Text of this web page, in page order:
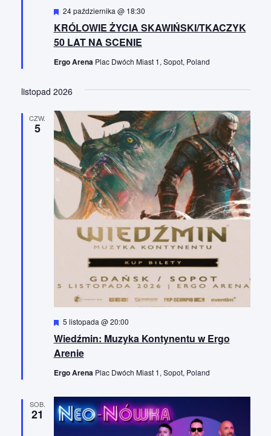
KRÓLOWIE ŻYCIA SKAWIŃSKI/TKACZYK
50 LAT NA SCENIE
W
r
ó
ż
n
i
n
e
24 października @ 18:30
Ergo Arena Plac Dwóch Miast 1, Sopot, Poland
listopad 2026
CZW.
5
Wiedźmin: Muzyka Kontynentu w Ergo
Arenie
W
r
ó
ż
n
i
n
e
5 listopada @ 20:00
Ergo Arena Plac Dwóch Miast 1, Sopot, Poland
SOB.
21